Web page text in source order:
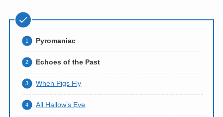
Pyromaniac
Echoes of the Past
When Pigs Fly
All Hallow’s Eve